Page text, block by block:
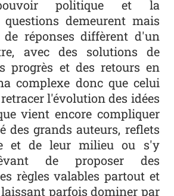
politique et la
demeurent mais
réponses diffèrent d'un
avec des solutions de
progrès et des retours en
complexe donc que celui
l'évolution des idées
vient encore compliquer
des grands auteurs, reflets
et de leur milieu ou s'y
de proposer des
règles valables partout et
parfois dominer par